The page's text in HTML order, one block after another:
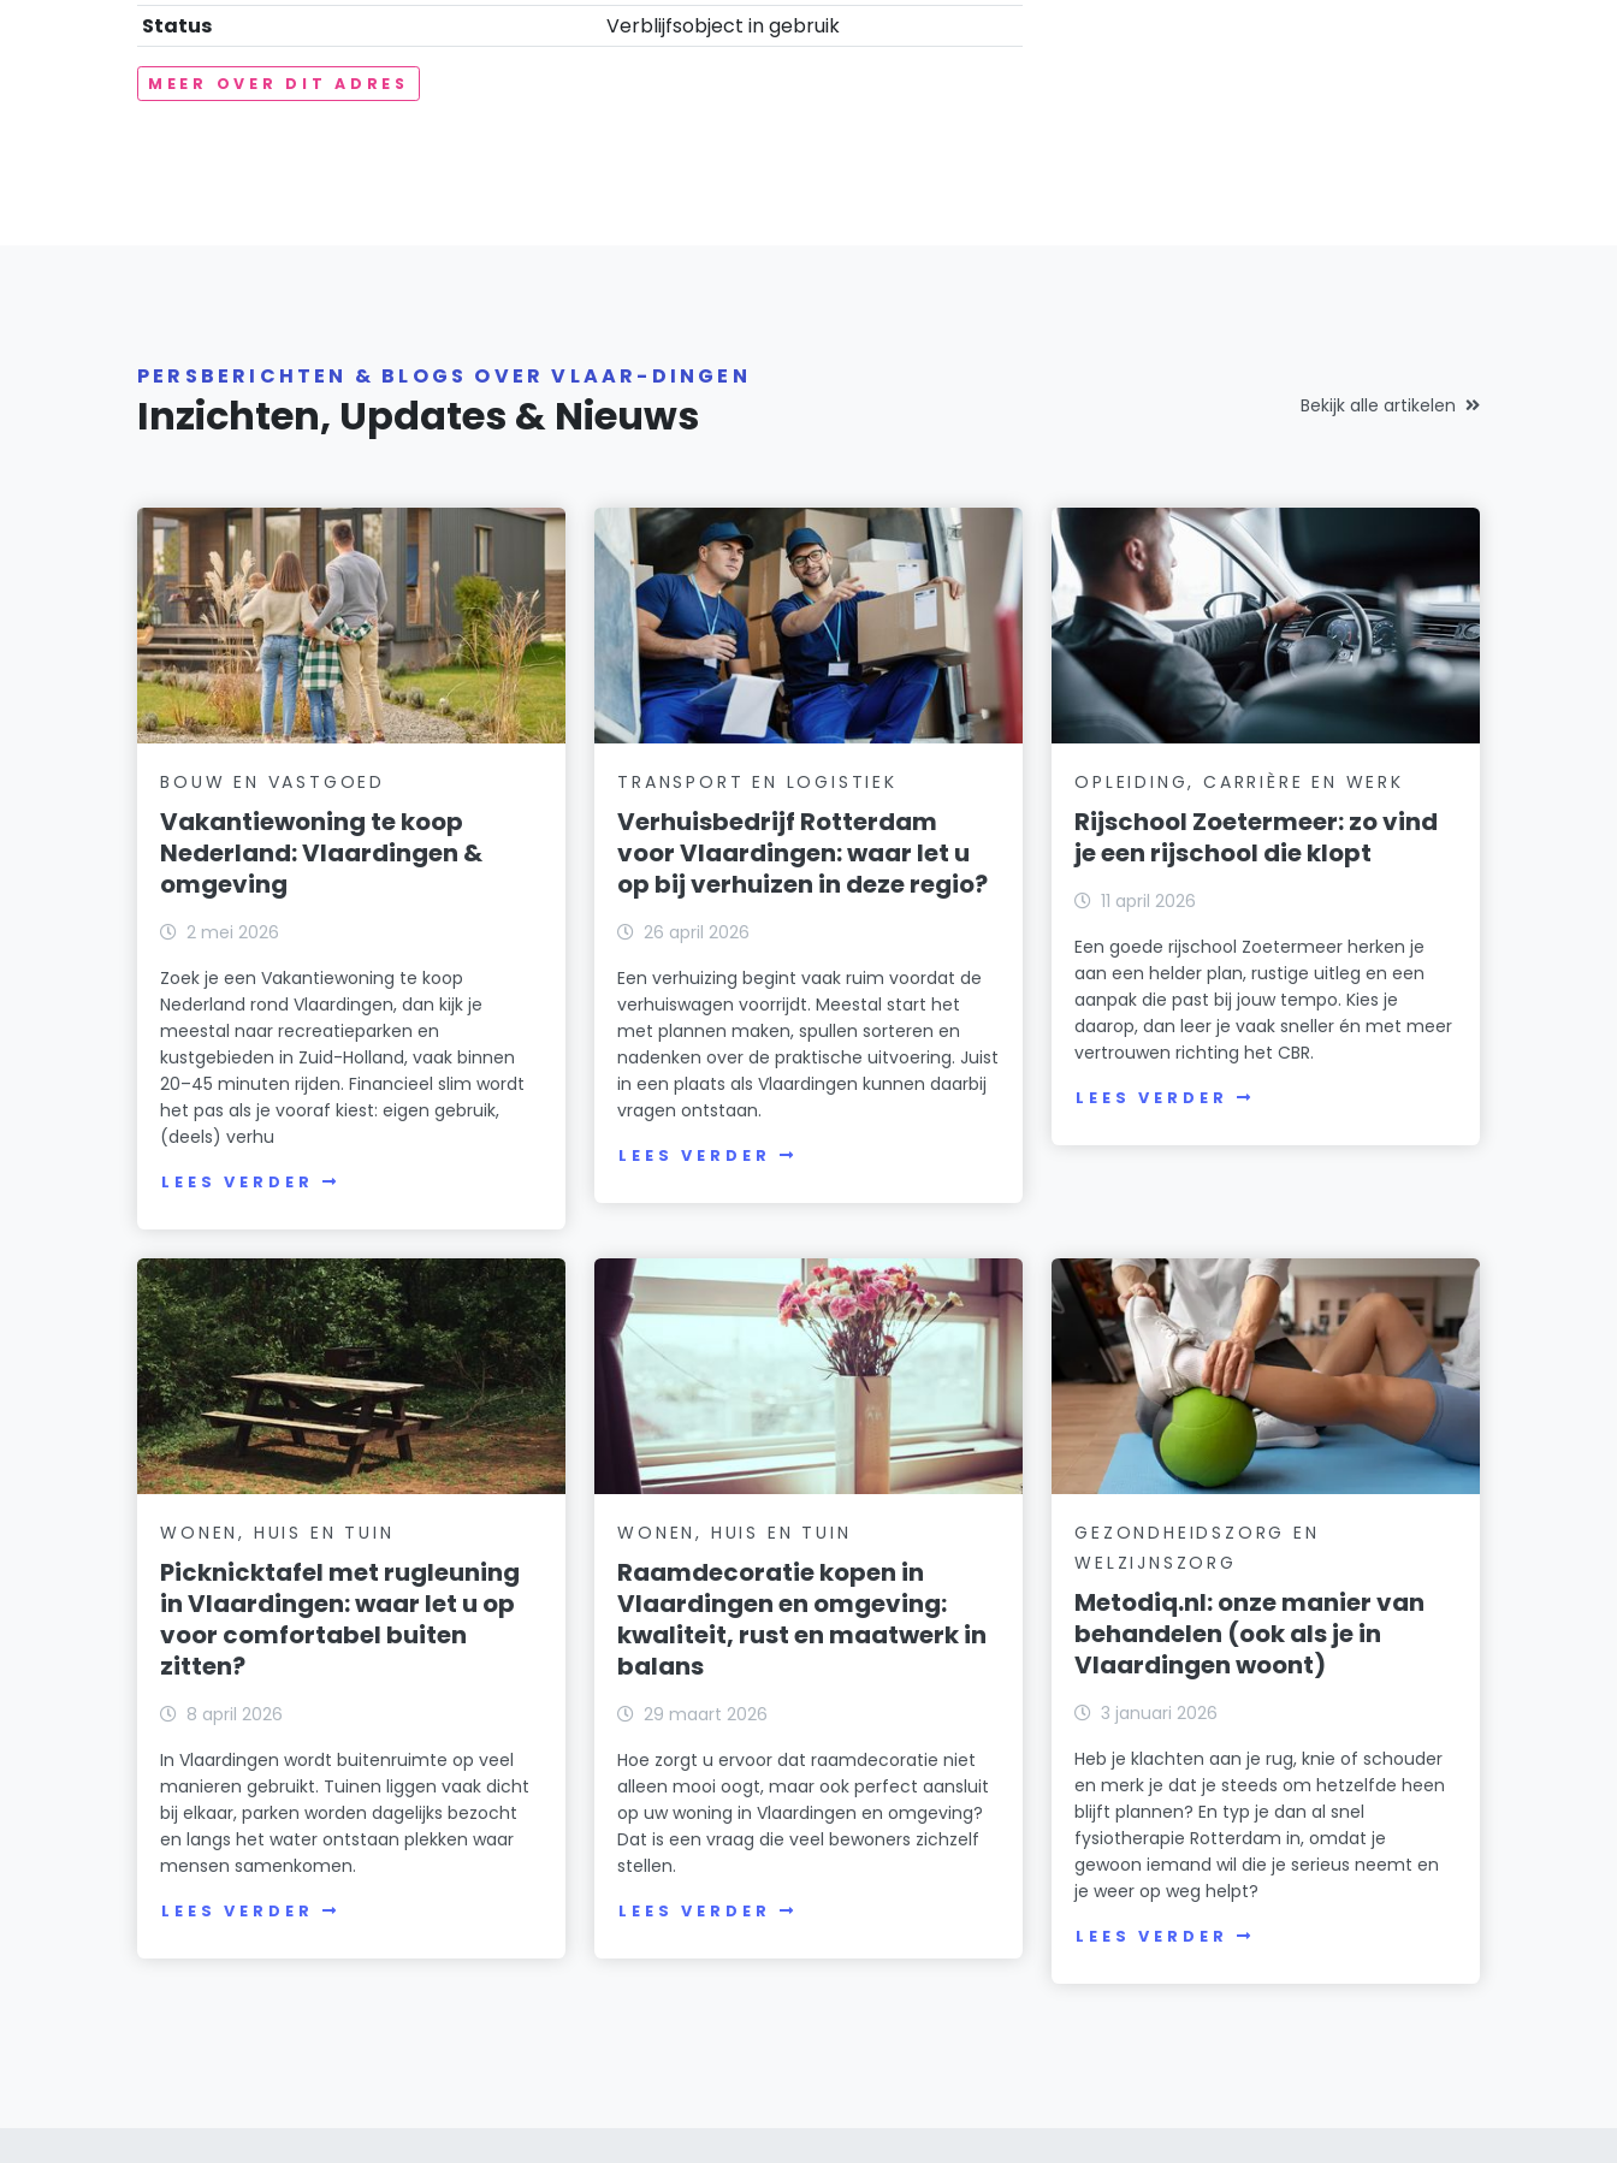
Status
Verblijfsobject in gebruik
MEER OVER DIT ADRES
PERSBERICHTEN & BLOGS OVER VLAAR-DINGEN
Inzichten, Updates & Nieuws Bekijk alle artikelen
BOUW EN VASTGOED
Vakantiewoning te koop
Nederland: Vlaardingen &
omgeving
2 mei 2026
Zoek je een Vakantiewoning te koop
Nederland rond Vlaardingen, dan kijk je
meestal naar recreatieparken en
kustgebieden in Zuid-Holland, vaak binnen
20–45 minuten rijden. Financieel slim wordt
het pas als je vooraf kiest: eigen gebruik,
(deels) verhu
LEES VERDER
TRANSPORT EN LOGISTIEK
Verhuisbedrijf Rotterdam
voor Vlaardingen: waar let u
op bij verhuizen in deze regio?
26 april 2026
Een verhuizing begint vaak ruim voordat de
verhuiswagen voorrijdt. Meestal start het
met plannen maken, spullen sorteren en
nadenken over de praktische uitvoering. Juist
in een plaats als Vlaardingen kunnen daarbij
vragen ontstaan.
LEES VERDER
OPLEIDING, CARRIÈRE EN WERK
Rijschool Zoetermeer: zo vind
je een rijschool die klopt
11 april 2026
Een goede rijschool Zoetermeer herken je
aan een helder plan, rustige uitleg en een
aanpak die past bij jouw tempo. Kies je
daarop, dan leer je vaak sneller én met meer
vertrouwen richting het CBR.
LEES VERDER
WONEN, HUIS EN TUIN
Picknicktafel met rugleuning
in Vlaardingen: waar let u op
voor comfortabel buiten
zitten?
8 april 2026
In Vlaardingen wordt buitenruimte op veel
manieren gebruikt. Tuinen liggen vaak dicht
bij elkaar, parken worden dagelijks bezocht
en langs het water ontstaan plekken waar
mensen samenkomen.
LEES VERDER
WONEN, HUIS EN TUIN
Raamdecoratie kopen in
Vlaardingen en omgeving:
kwaliteit, rust en maatwerk in
balans
29 maart 2026
Hoe zorgt u ervoor dat raamdecoratie niet
alleen mooi oogt, maar ook perfect aansluit
op uw woning in Vlaardingen en omgeving?
Dat is een vraag die veel bewoners zichzelf
stellen.
LEES VERDER
GEZONDHEIDSZORG EN
WELZIJNSZORG
Metodiq.nl: onze manier van
behandelen (ook als je in
Vlaardingen woont)
3 januari 2026
Heb je klachten aan je rug, knie of schouder
en merk je dat je steeds om hetzelfde heen
blijft plannen? En typ je dan al snel
fysiotherapie Rotterdam in, omdat je
gewoon iemand wil die je serieus neemt en
je weer op weg helpt?
LEES VERDER